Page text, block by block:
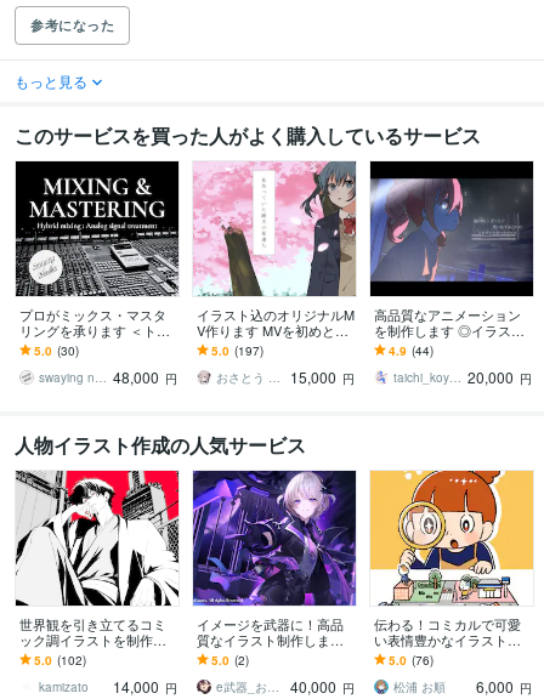
参考になった
もっと見る
このサービスを買った人がよく購入しているサービス
プロがミックス・マスタ
リングを承ります ＜トラ
ック数、修正回数無制限
の特別プラン＞
5.0 (30)
swaying needles 48,000 円
イラスト込のオリジナルM
V作ります MVを初めとす
る動画依頼を受け付けて
おります！
5.0 (197)
おさとう しおこ
15,000 円
高品質なアニメーション
を制作します ◎イラスト
込み！あなたの楽曲の世
界観を、完全オーダーメ
イドで
4.9 (44)
taichi_koyama 20,000 円
人物イラスト作成の人気サービス
世界観を引き立てるコミ
ック調イラストを制作し
ます 世界観で惹きつけ
る、商用対応の一枚絵を
ご提供致します。
5.0 (102)
kamizato
14,000 円
イメージを武器に！高品
質なイラスト制作します
配信イラスト、立ち絵、
キャラデザまで幅広くお
まかせください！
5.0 (2)
e武器_お仕事募集中！
40,000 円
伝わる！コミカルで可愛
い表情豊かなイラスト描
きます 挿絵・チラシ・リ
ーフレット・HP等 / 大量
注文実績あり！
5.0 (76)
松浦 お順
6,000 円